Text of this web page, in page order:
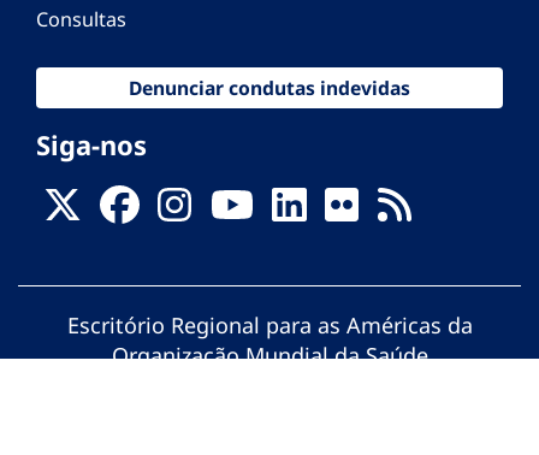
Consultas
Denunciar condutas indevidas
Siga-nos
Escritório Regional para as Américas da
Organização Mundial da Saúde